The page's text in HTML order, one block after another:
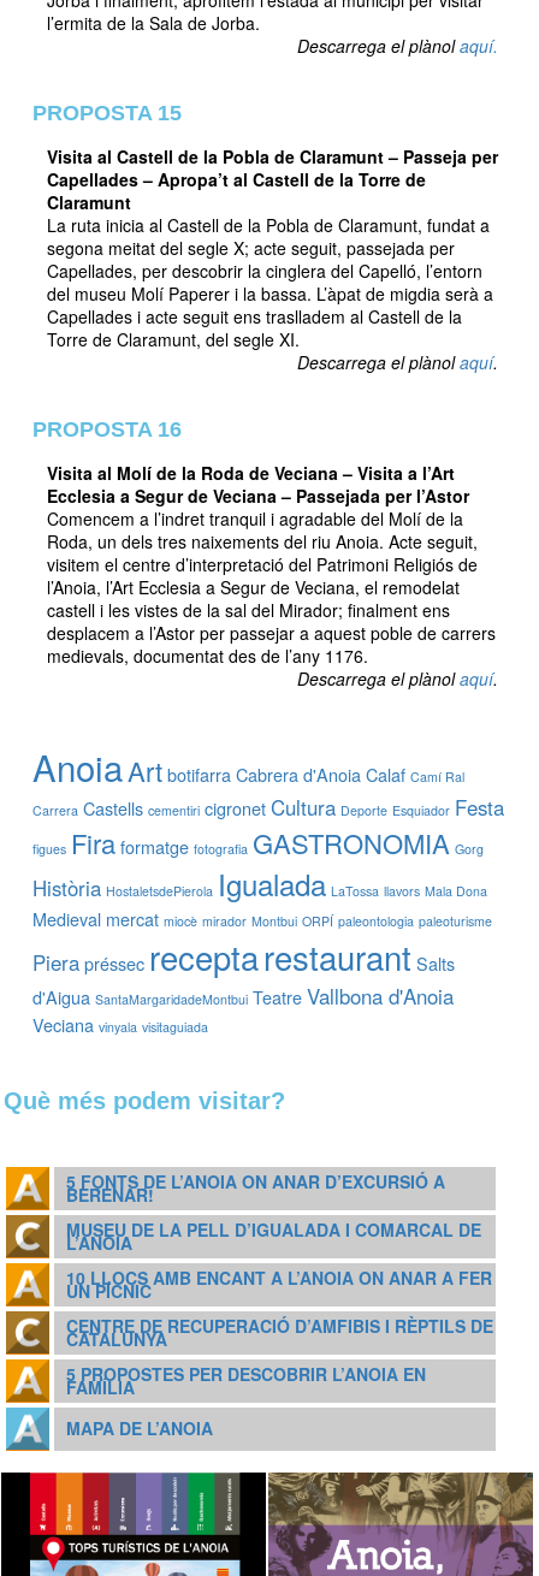
l’ermita de la Sala de Jorba.
Descarrega el plànolaquí.
PROPOSTA 15
Visita al Castell de la Pobla de Claramunt – Passeja per
Capellades – Apropa’t al Castell de la Torre de
Claramunt
La ruta inicia al Castell de la Pobla de Claramunt, fundat a
segona meitat del segle X; acte seguit, passejada per
Capellades, per descobrir la cinglera del Capelló, l’entorn
del museu Molí Paperer i la bassa. L’àpat de migdia serà a
Capellades i acte seguit ens traslladem al Castell de la
Torre de Claramunt, del segle XI.
Descarrega el plànolaquí.
PROPOSTA 16
Visita al Molí de la Roda de Veciana – Visita a l’Art
Ecclesia a Segur de Veciana – Passejada per l’Astor
Comencem a l’indret tranquil i agradable del Molí de la
Roda, un dels tres naixements del riu Anoia. Acte seguit,
visitem el centre d’interpretació del Patrimoni Religiós de
l’Anoia, l’Art Ecclesia a Segur de Veciana, el remodelat
castell i les vistes de la sal del Mirador; finalment ens
desplacem a l’Astor per passejar a aquest poble de carrers
medievals, documentat des de l’any 1176.
Descarrega el plànolaquí.
AnoiaArt botifarra Cabrera d'Anoia Calaf Camí Ral
Carrera Castells cementiri cigronet Cultura Deporte Esquiador Festa
figues Fira formatge fotografia GASTRONOMIA Gorg
Història HostaletsdePierola Igualada LaTossa llavors Mala Dona
Medieval mercat miocè mirador Montbui ORPÍ paleontologia paleoturisme
Piera préssec receptarestaurant Salts
d'Aigua SantaMargaridadeMontbui Teatre Vallbona d'Anoia
Veciana vinyala visitaguiada
Què més podem visitar?
5 FONTS DE L’ANOIA ON ANAR D’EXCURSIÓ A
BERENAR!
MUSEU DE LA PELL D’IGUALADA I COMARCAL DE
L’ANOIA
10 LLOCS AMB ENCANT A L’ANOIA ON ANAR A FER
UN PÍCNIC
CENTRE DE RECUPERACIÓ D’AMFIBIS I RÈPTILS DE
CATALUNYA
5 PROPOSTES PER DESCOBRIR L’ANOIA EN
FAMÍLIA
MAPA DE L’ANOIA